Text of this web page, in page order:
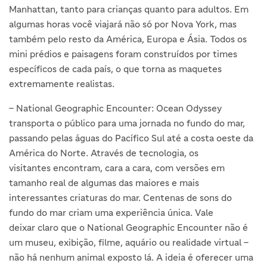
Manhattan, tanto para crianças quanto para adultos. Em
algumas horas você viajará não só por Nova York, mas
também pelo resto da América, Europa e Ásia. Todos os
mini prédios e paisagens foram construídos por times
específicos de cada país, o que torna as maquetes
extremamente realistas.
– National Geographic Encounter: Ocean Odyssey
transporta o público para uma jornada no fundo do mar,
passando pelas águas do Pacífico Sul até a costa oeste da
América do Norte. Através de tecnologia, os
visitantes encontram, cara a cara, com versões em
tamanho real de algumas das maiores e mais
interessantes criaturas do mar. Centenas de sons do
fundo do mar criam uma experiência única. Vale
deixar claro que o National Geographic Encounter não é
um museu, exibição, filme, aquário ou realidade virtual –
não há nenhum animal exposto lá. A ideia é oferecer uma